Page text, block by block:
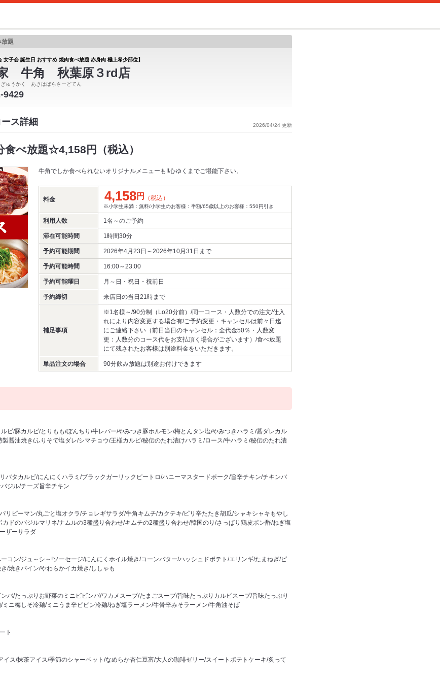
放題
女子会 誕生日 おすすめ 焼肉食べ放題 赤身肉 極上希少部位】
牛角 秋葉原３rd店
ゅうかく あきはばらさーどてん
9429
2026/04/24 更新
ス詳細
食べ放題☆4,158円（税込）
牛角でしか食べられないオリジナルメニューも!!心ゆくまでご堪能下さい。
料金 4,158円 （税込）
※小学生未満：無料/小学生のお客様：半額/65歳以上のお客様：550円引き
利用人数 1名～のご予約
滞在可能時間 1時間30分
予約可能期間 2026年4月23日～2026年10月31日まで
予約可能時間 16:00～23:00
予約可能曜日 月～日・祝日・祝前日
予約締切 来店日の当日21時まで
補足事項
※1名様～/90分制（Lo20分前）/同一コース・人数分での注文/仕入
れにより内容変更する場合有/ご予約変更・キャンセルは前々日迄
にご連絡下さい（前日当日のキャンセル：全代金50％・人数変
更：人数分のコース代をお支払頂く場合がございます）/食べ放題
にて残されたお客様は別途料金をいただきます。
単品注文の場合 90分飲み放題は別途お付けできます
ビ/豚カルビ/とりもも/ぼんちり/牛レバー/やみつき豚ホルモン/梅とんタン塩/やみつきハラミ/醤ダレカル
製醤油焼き/ふりそで塩ダレ/シマチョウ/王様カルビ/秘伝のたれ漬けハラミ/ロース/牛ハラミ/秘伝のたれ漬
バタカルビ/にんにくハラミ/ブラックガーリックピートロ/ハニーマスタードポーク/旨辛チキン/チキンバ
ジル/チーズ旨辛チキン
リピーマン/丸ごと塩オクラ/チョレギサラダ/牛角キムチ/カクテキ/ピリ辛たたき胡瓜/シャキシャキもやし
ドのバジルマリネ/ナムルの3種盛り合わせ/キムチの2種盛り合わせ/韓国のり/さっぱり鶏皮ポン酢/ねぎ塩
ザーサラダ
コン/ジュ～シ～!ソーセージ/にんにくホイル焼き/コーンバター/ハッシュドポテト/エリンギ/たまねぎ/ピ
/焼きパイン/やわらかイカ焼き/ししゃも
バ/たっぷりお野菜のミニビビンバ/ワカメスープ/たまごスープ/旨味たっぷりカルビスープ/旨味たっぷり
ニ梅しそ冷麺/ミニうま辛ビビン冷麺/ねぎ塩ラーメン/牛骨辛みそラーメン/牛角油そば
ト
ス/抹茶アイス/季節のシャーベット/なめらか杏仁豆富/大人の珈琲ゼリー/スイートポテトケーキ/炙って